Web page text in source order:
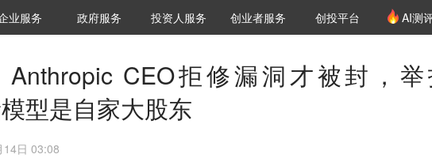
研究院
业服务 城市之窗
政府服务 VClub投资机构库
投资机构职位推介
投资人服务 创投氪堂
创业者服务 创投平台 AI测
CEO拒修漏洞才被封，举
型是自家大股东
日 03:08